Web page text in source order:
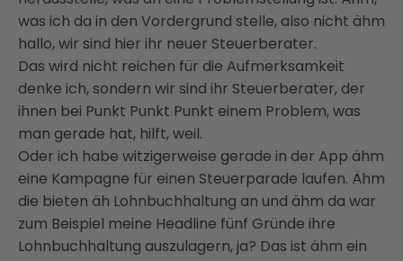
was ich da in den Vordergrund stelle, also nicht ähm
hallo, wir sind hier ihr neuer Steuerberater.
Das wird nicht reichen für die Aufmerksamkeit
denke ich, sondern wir sind ihr Steuerberater, der
ihnen bei Punkt Punkt Punkt einem Problem, was
man gerade hat, hilft, weil.
Oder ich habe witzigerweise gerade in der App ähm
eine Kampagne für einen Steuerparade laufen. Ähm
die bieten äh Lohnbuchhaltung an und ähm da war
zum Beispiel meine Headline fünf Gründe ihre
Lohnbuchhaltung auszulagern, ja? Das ist ähm ein